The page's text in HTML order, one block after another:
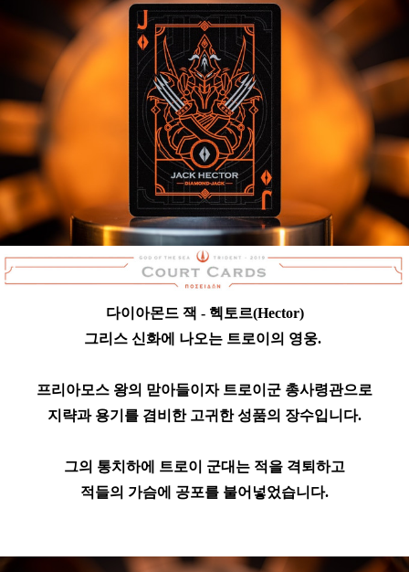
다이아몬드 잭 - 헥토르(Hector)
그리스 신화에 나오는 트로이의 영웅.
프리아모스 왕의 맏아들이자 트로이군 총사령관으로
지략과 용기를 겸비한 고귀한 성품의 장수입니다.
그의 통치하에 트로이 군대는 적을 격퇴하고
적들의 가슴에 공포를 불어넣었습니다.